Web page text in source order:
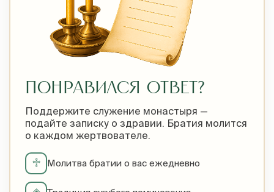
ПОНРАВИЛСЯ ОТВЕТ?
Поддержите служение монастыря —
подайте записку о здравии. Братия молится
о каждом жертвователе.
♱ Молитва братии о вас ежедневно